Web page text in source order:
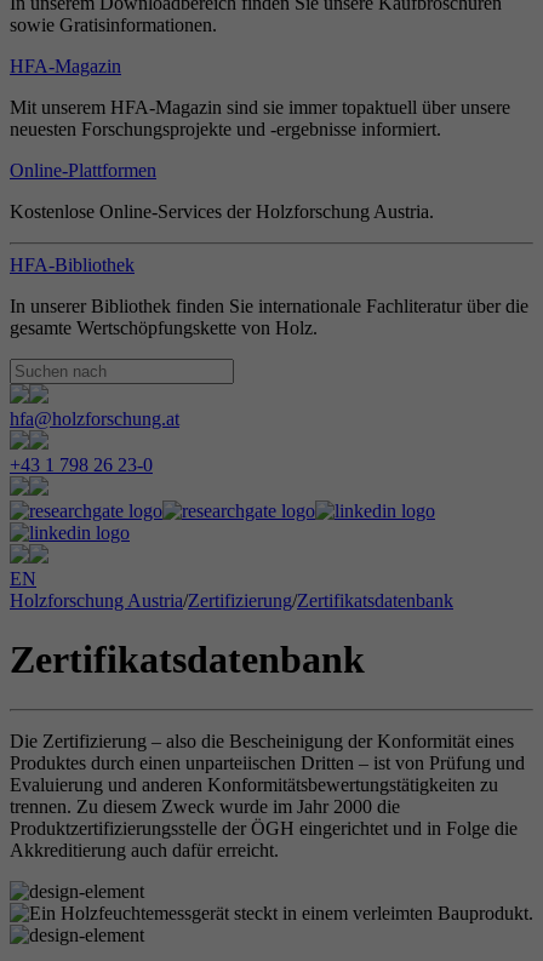
sowie Gratisinformationen.
HFA-Magazin
Mit unserem HFA-Magazin sind sie immer topaktuell über unsere
neuesten Forschungsprojekte und -ergebnisse informiert.
Online-Plattformen
Kostenlose Online-Services der Holzforschung Austria.
HFA-Bibliothek
In unserer Bibliothek finden Sie internationale Fachliteratur über die
gesamte Wertschöpfungskette von Holz.
hfa@holzforschung.at
+43 1 798 26 23-0
EN
Holzforschung Austria/Zertifizierung/Zertifikatsdatenbank
Zertifikatsdatenbank
Die Zertifizierung – also die Bescheinigung der Konformität eines
Produktes durch einen unparteiischen Dritten – ist von Prüfung und
Evaluierung und anderen Konformitätsbewertungstätigkeiten zu
trennen. Zu diesem Zweck wurde im Jahr 2000 die
Produktzertifizierungsstelle der ÖGH eingerichtet und in Folge die
Akkreditierung auch dafür erreicht.